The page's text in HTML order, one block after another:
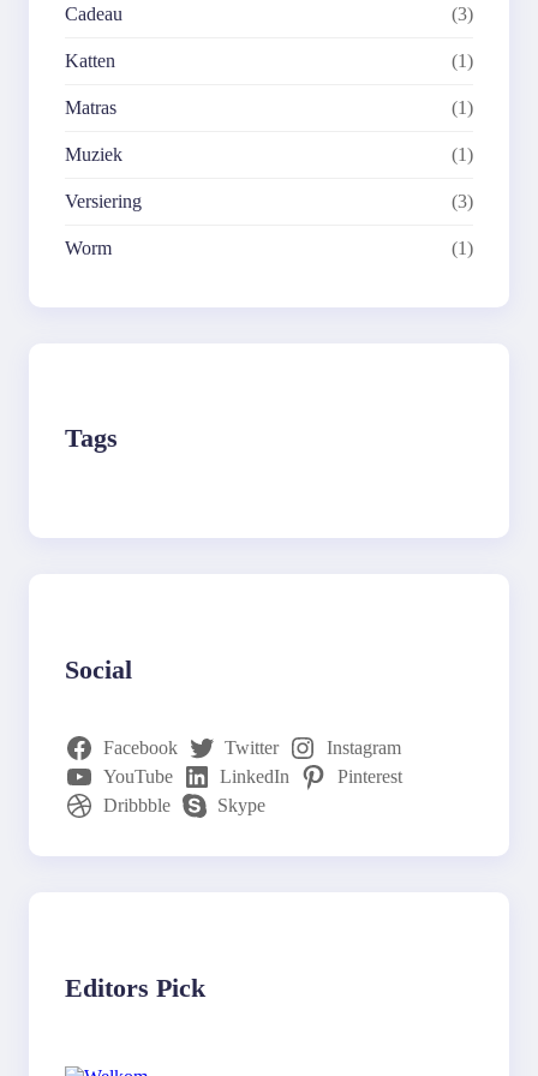
Cadeau (3)
Katten (1)
Matras (1)
Muziek (1)
Versiering (3)
Worm (1)
Tags
Social
Facebook Twitter
Instagram
YouTube
LinkedIn
Pinterest
Dribbble
Skype
Editors Pick